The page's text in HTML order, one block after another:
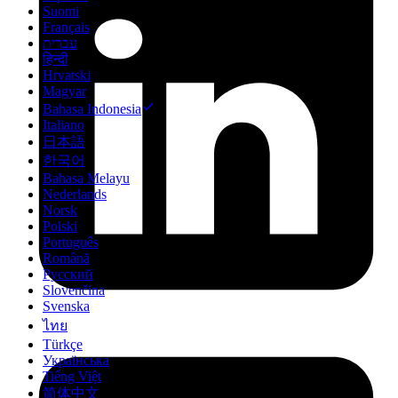
Suomi
Français
עברית
हिन्दी
Hrvatski
Magyar
Bahasa Indonesia
Italiano
日本語
한국어
Bahasa Melayu
Nederlands
Norsk
Polski
Português
Română
Русский
Slovenčina
Svenska
ไทย
Türkçe
Українська
Tiếng Việt
简体中文